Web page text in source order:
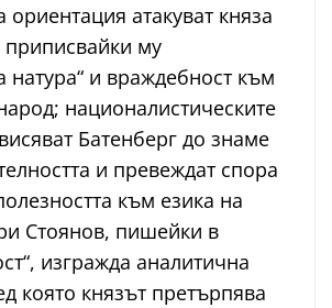
ориентация атакуват княза
му
натура“ и враждебност към
националистическите
Батенберг до знаме
и превеждат спора
към езика на
Стоянов, пишейки в
изгражда аналитична
която князът претърпява